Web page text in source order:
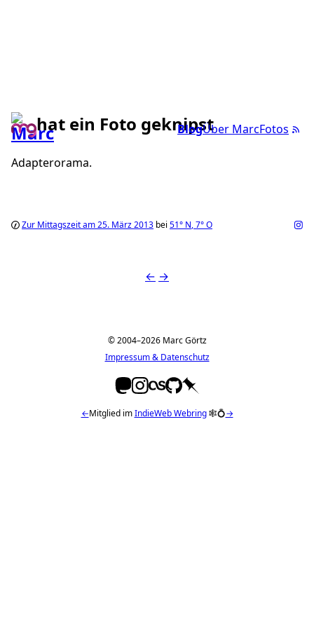
BlogÜber MarcFotos
hat ein Foto geknipst
Adapterorama.
Zur Mittagszeit am 25. März 2013 bei 51° N,7°O
← →
© 2004–2026 Marc Görtz
Impressum & Datenschutz
←Mitglied imIndieWeb Webring🕸💍→